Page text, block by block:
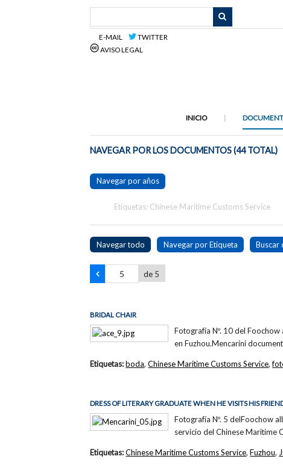
E-MAIL
TWITTER
AVISO LEGAL
INICIO
NAVEGAR POR LOS DOCUMENTOS (44 TOTAL)
Navegar por años
Etiquetas: Chinese Maritime Customs Service
Navegar todo Navegar por Etiqueta Buscar
de 5
BRIDAL CHAIR
Fotografía Nº. 10 del
en Fuzhou.Mencarini
Etiquetas:boda,Chinese Maritime Customs Service,
DRESS OF LITERARY GRADUATE WHEN HE VISITS HIS
Fotografía Nº. 5 delFoochow
servicio del Chinese Maritime
Etiquetas:Chinese Maritime Customs Service,Fuzhou,